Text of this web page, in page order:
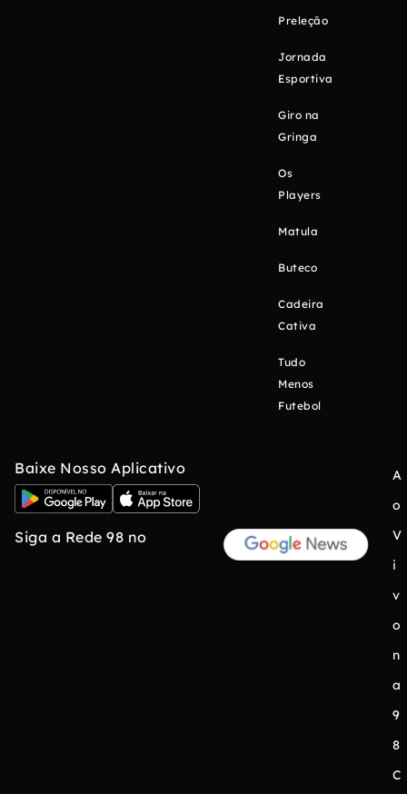
Preleção
Jornada
Esportiva
Giro na
Gringa
Os
Players
Matula
Buteco
Cadeira
Cativa
Tudo
Menos
Futebol
Baixe Nosso Aplicativo
Siga a Rede 98 no
A
o
V
i
v
o
n
a
9
8
C